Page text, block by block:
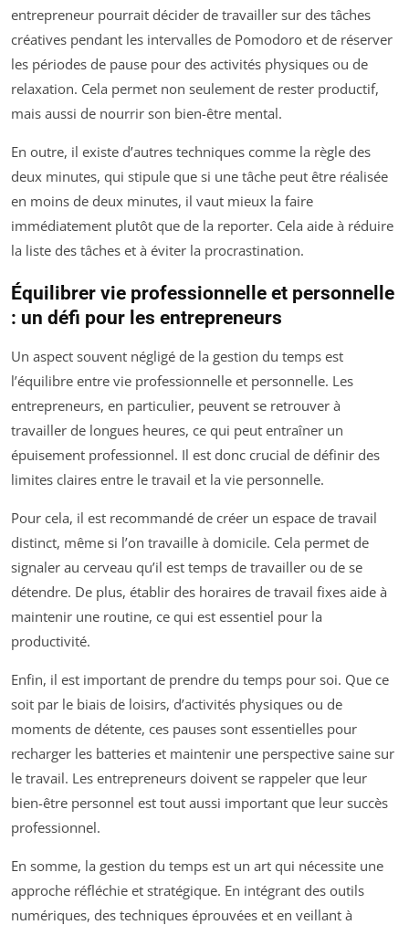
entrepreneur pourrait décider de travailler sur des tâches
créatives pendant les intervalles de Pomodoro et de réserver
les périodes de pause pour des activités physiques ou de
relaxation. Cela permet non seulement de rester productif,
mais aussi de nourrir son bien-être mental.
En outre, il existe d’autres techniques comme la règle des
deux minutes, qui stipule que si une tâche peut être réalisée
en moins de deux minutes, il vaut mieux la faire
immédiatement plutôt que de la reporter. Cela aide à réduire
la liste des tâches et à éviter la procrastination.
Équilibrer vie professionnelle et personnelle
: un défi pour les entrepreneurs
Un aspect souvent négligé de la gestion du temps est
l’équilibre entre vie professionnelle et personnelle. Les
entrepreneurs, en particulier, peuvent se retrouver à
travailler de longues heures, ce qui peut entraîner un
épuisement professionnel. Il est donc crucial de définir des
limites claires entre le travail et la vie personnelle.
Pour cela, il est recommandé de créer un espace de travail
distinct, même si l’on travaille à domicile. Cela permet de
signaler au cerveau qu’il est temps de travailler ou de se
détendre. De plus, établir des horaires de travail fixes aide à
maintenir une routine, ce qui est essentiel pour la
productivité.
Enfin, il est important de prendre du temps pour soi. Que ce
soit par le biais de loisirs, d’activités physiques ou de
moments de détente, ces pauses sont essentielles pour
recharger les batteries et maintenir une perspective saine sur
le travail. Les entrepreneurs doivent se rappeler que leur
bien-être personnel est tout aussi important que leur succès
professionnel.
En somme, la gestion du temps est un art qui nécessite une
approche réfléchie et stratégique. En intégrant des outils
numériques, des techniques éprouvées et en veillant à